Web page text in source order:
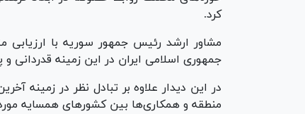
کرد.
مشاور ارشد رئیس جمهور سوریه با ارزیابی
جمهوری اسلامی ایران در این زمینه قدردانی
در این دیدار علاوه بر تبادل نظر در زمینه
منطقه و همکاری‌ها بین کشورهای همسایه